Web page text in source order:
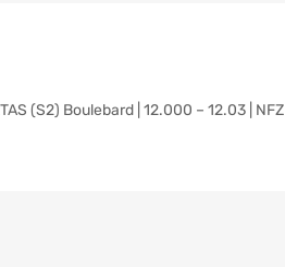
(S2) Boulebard | 12.000 – 12.03 | NFZ